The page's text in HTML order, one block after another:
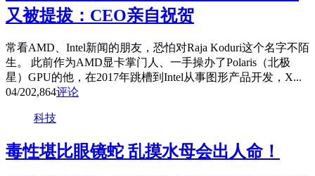
又被提拔：CEO亲自祝贺
常看AMD、Intel新闻的朋友，恐怕对Raja Koduri这个名字不陌
生。 此前作为AMD显卡掌门人、一手操办了Polaris（北极
星）GPU的他，在2017年跳槽到Intel从事图形产品开发，X...
04/202,864评论
科技
毒性堪比眼镜蛇 乱摸水母会出人命！